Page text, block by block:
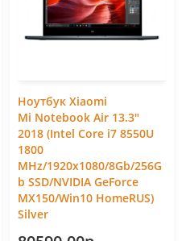
Ноутбук Xiaomi
Mi Notebook Air 13.3"
2018 (Intel Core i7 8550U
1800
MHz/1920x1080/8Gb/256G
b SSD/NVIDIA GeForce
MX150/Win10 HomeRUS)
Silver